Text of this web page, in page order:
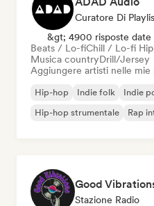
Curatore Di
&gt; 4900 risposte date
Beats / Lo-fiChill / Lo-fi
Musica countryDrill/Jersey
Aggiungere artisti nelle mie
Hip-hop Indie folk Indie
Hip-hop strumentale
Rap
Good
Stazione Radio